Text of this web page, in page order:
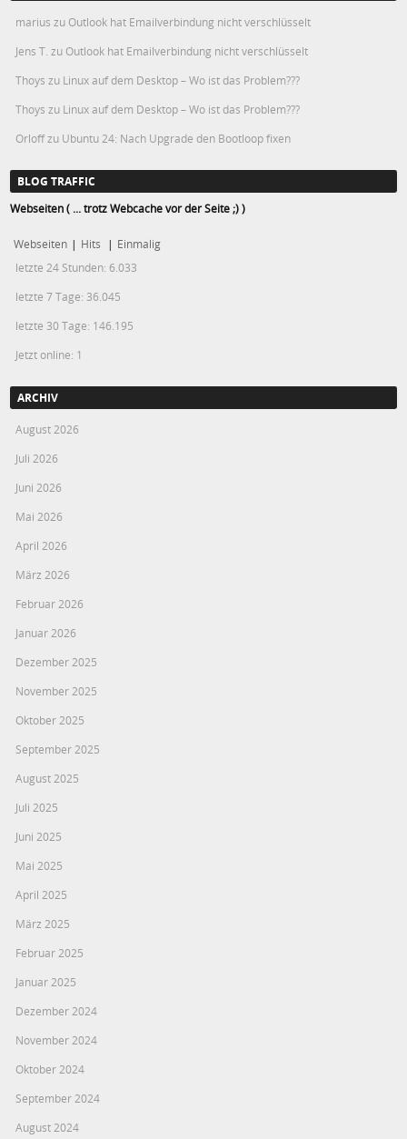
marius zu Outlook hat Emailverbindung nicht verschlüsselt
Jens T. zu Outlook hat Emailverbindung nicht verschlüsselt
Thoys zu Linux auf dem Desktop – Wo ist das Problem???
Thoys zu Linux auf dem Desktop – Wo ist das Problem???
Orloffzu Ubuntu 24: Nach Upgrade den Bootloop fixen
BLOG TRAFFIC
Webseiten ( ... trotz Webcache vor der Seite ;) )
Webseiten | Hits | Einmalig
letzte 24 Stunden:6.033
letzte 7 Tage: 36.045
letzte 30 Tage: 146.195
Jetzt online: 1
ARCHIV
August 2026
Juli 2026
Juni 2026
Mai 2026
April 2026
März 2026
Februar 2026
Januar 2026
Dezember 2025
November 2025
Oktober 2025
September 2025
August 2025
Juli 2025
Juni 2025
Mai 2025
April 2025
März 2025
Februar 2025
Januar 2025
Dezember 2024
November 2024
Oktober 2024
September 2024
August 2024